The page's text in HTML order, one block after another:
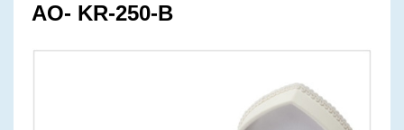
AO- KR-250-B